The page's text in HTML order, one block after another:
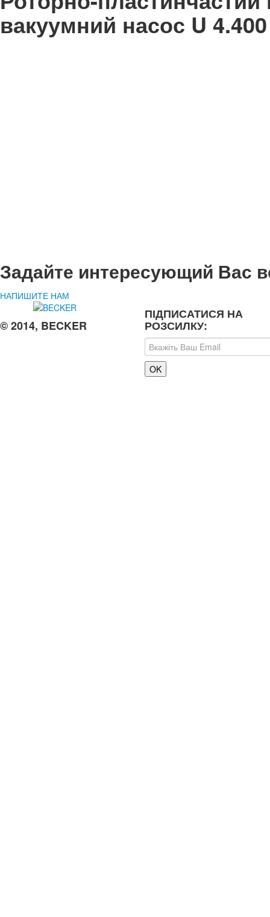
вакуумний насос U
Задайте интересующий Вас
НАПИШИТЕ НАМ
© 2014, BECKER
ПІДПИСАТИСЯ НА
РОЗСИЛКУ: